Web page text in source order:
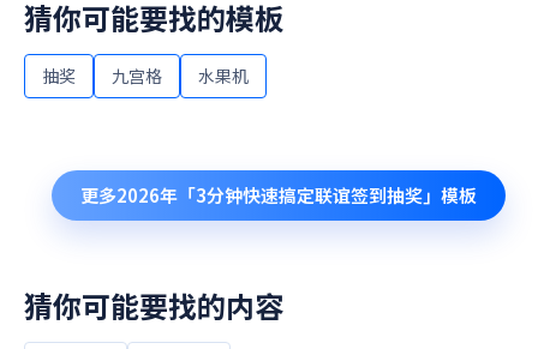
猜你可能要找的模板
抽奖 九宫格 水果机
更多2026年「3分钟快速搞定联谊签到抽奖」 模板
猜你可能要找的内容